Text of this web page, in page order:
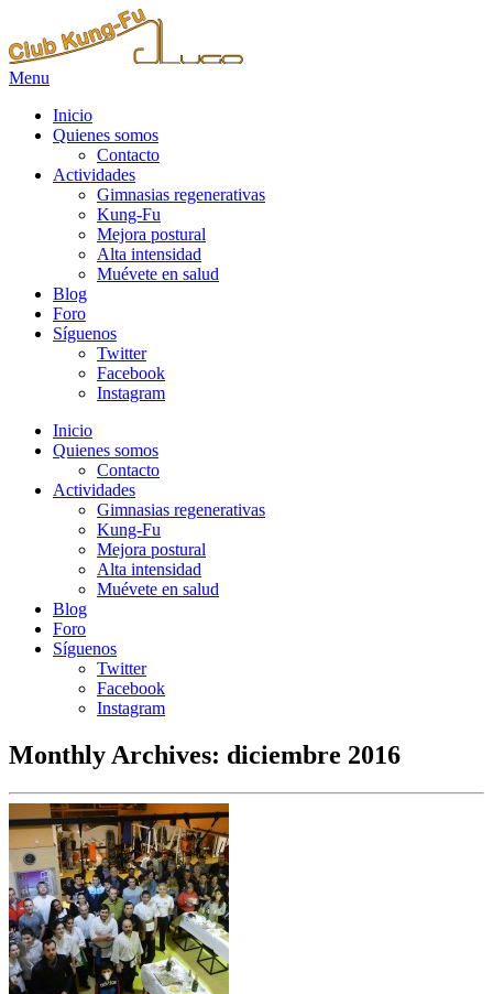
Menu
Inicio
Quienes somos
Contacto
Actividades
Gimnasias regenerativas
Kung-Fu
Mejora postural
Alta intensidad
Muévete en salud
Blog
Foro
Síguenos
Twitter
Facebook
Instagram
Inicio
Quienes somos
Contacto
Actividades
Gimnasias regenerativas
Kung-Fu
Mejora postural
Alta intensidad
Muévete en salud
Blog
Foro
Síguenos
Twitter
Facebook
Instagram
Monthly Archives: diciembre 2016